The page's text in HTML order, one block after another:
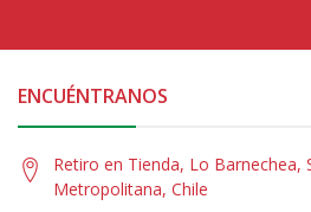
ENCUÉNTRANOS
Retiro en Tienda, Lo Barnechea,
Metropolitana, Chile